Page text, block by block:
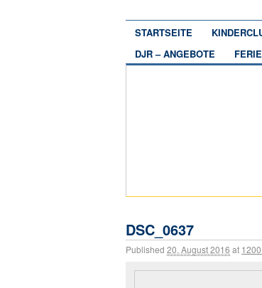
STARTSEITE
DJR – ANGEBOTE
DSC_0637
Published 20. August 2016 at